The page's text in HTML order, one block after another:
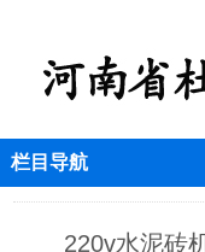
栏目导航
220v水泥砖